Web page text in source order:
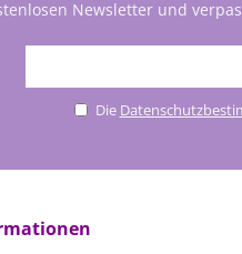
Newsletter und
Die